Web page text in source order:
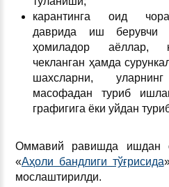
карантинга оид
даврида иш берувчи
ҳомиладор аёллар,
чекланган ҳамда
шахсларни,
масофадан туриб
графигига ёки уйдан
Оммавий равишда ишдан
«Аҳоли бандлиги тўғрисида
мослаштирилди.